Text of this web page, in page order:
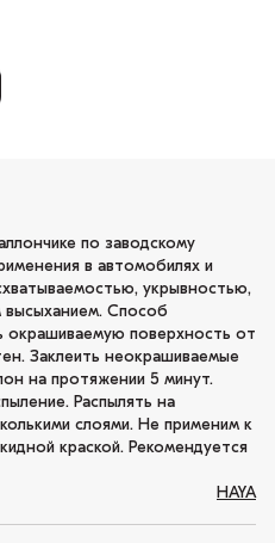
по заводскому
в автомобилях и
укрывностью,
Способ
окрашиваемую поверхность от
Заклеить неокрашиваемые
на протяжении 5 минут.
Распылять на
слоями. Не применим к
краской. Рекомендуется
HAYA